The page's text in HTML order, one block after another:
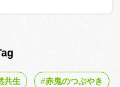
共生 赤鬼のつぶやき